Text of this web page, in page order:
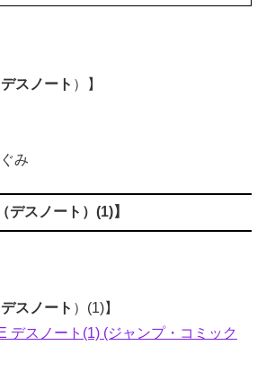
デスノート ）】
み
（デスノート ）(1)】
デスノート ）(1)】
デスノート(1) (ジャンプ・コミック